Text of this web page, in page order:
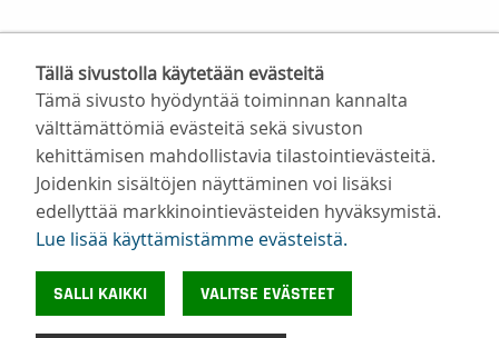
Tällä sivustolla käytetään evästeitä
Tämä sivusto hyödyntää toiminnan kannalta
välttämättömiä evästeitä sekä sivuston
kehittämisen mahdollistavia tilastointievästeitä.
Joidenkin sisältöjen näyttäminen voi lisäksi
edellyttää markkinointievästeiden hyväksymistä.
Lue lisää käyttämistämme evästeistä.​​​​​​
SALLI KAIKKI VALITSE EVÄSTEET
Suomen Valmentajat ry
Valimotie 10, 00380 Helsinki
toimisto@suomenvalmentajat.fi
Kaikki yhteystiedot
Tietosuoja
Evästeiden käyttö